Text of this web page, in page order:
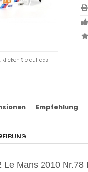
klicken Sie auf das
Empfehlung
Le Mans 2010